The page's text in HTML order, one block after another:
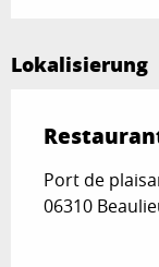
Lokalisierung
Port de
06310